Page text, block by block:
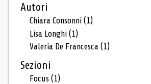
Autori
Chiara Consonni(1)
Lisa Longhi(1)
Valeria De Francesca(1)
Sezioni
Focus(1)